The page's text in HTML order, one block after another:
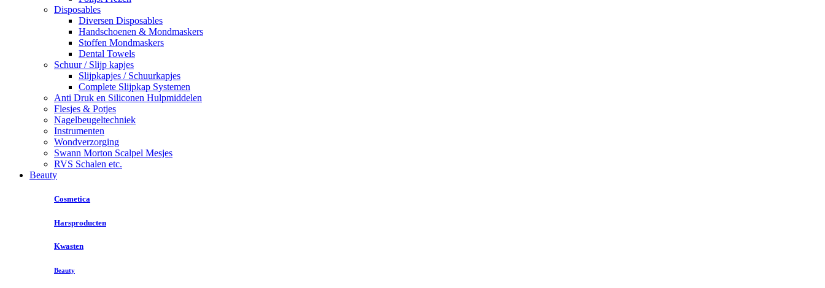
Disposables
Diversen Disposables
Handschoenen & Mondmaskers
Stoffen Mondmaskers
Dental Towels
Schuur / Slijp kapjes
Slijpkapjes / Schuurkapjes
Complete Slijpkap Systemen
Anti Druk en Siliconen Hulpmiddelen
Flesjes & Potjes
Nagelbeugeltechniek
Instrumenten
Wondverzorging
Swann Morton Scalpel Mesjes
RVS Schalen etc.
Beauty
Cosmetica
Harsproducten
Kwasten
Beauty